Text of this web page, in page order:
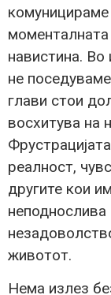
комуницираме
навистина. Во
не
глави стои
восхитува на
реалност,
другите кои
животот.
Нема излез